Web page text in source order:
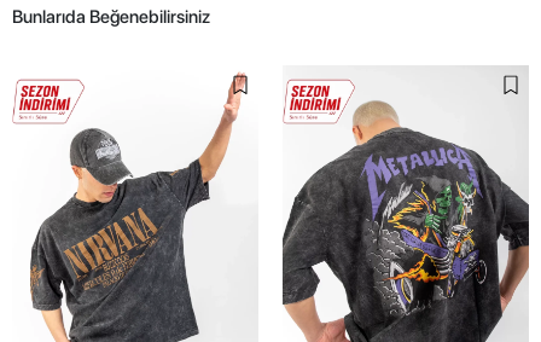
Bunlarıda Beğenebilirsiniz